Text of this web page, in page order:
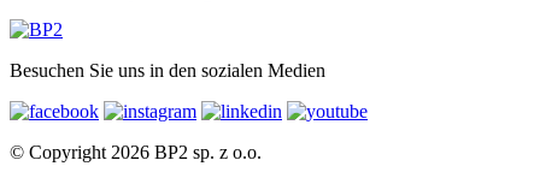
Besuchen Sie uns in den sozialen Medien
© Copyright 2026 BP2 sp. z o.o.